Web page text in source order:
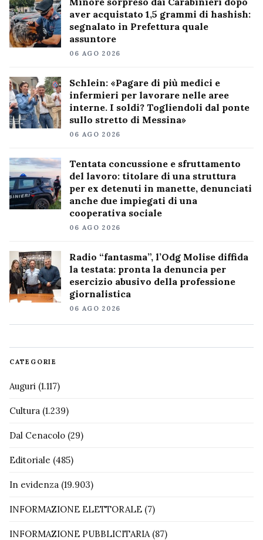
aver acquistato 1,5 grammi di hashish:
segnalato in Prefettura quale
assuntore
06 AGO 2026
Schlein: «Pagare di più medici e
infermieri per lavorare nelle aree
interne. I soldi? Togliendoli dal ponte
sullo stretto di Messina»
06 AGO 2026
Tentata concussione e sfruttamento
del lavoro: titolare di una struttura
per ex detenuti in manette, denunciati
anche due impiegati di una
cooperativa sociale
06 AGO 2026
Radio “fantasma”, l’Odg Molise diffida
la testata: pronta la denuncia per
esercizio abusivo della professione
giornalistica
06 AGO 2026
CATEGORIE
Auguri (1.117)
Cultura (1.239)
Dal Cenacolo (29)
Editoriale (485)
In evidenza (19.903)
INFORMAZIONE ELETTORALE (7)
INFORMAZIONE PUBBLICITARIA(87)